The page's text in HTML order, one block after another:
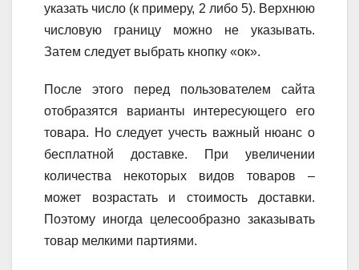
указать число (к примеру, 2 либо 5). Верхнюю
числовую границу можно не указывать.
Затем следует выбрать кнопку «ок».
После этого перед пользователем сайта
отобразятся варианты интересующего его
товара. Но следует учесть важный нюанс о
бесплатной доставке. При увеличении
количества некоторых видов товаров –
может возрастать и стоимость доставки.
Поэтому иногда целесообразно заказывать
товар мелкими партиями.